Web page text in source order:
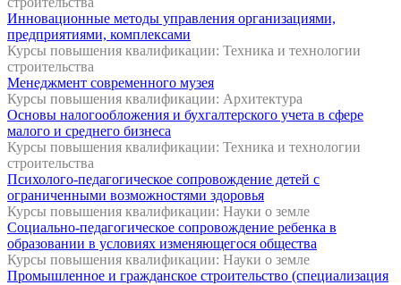
Инновационные методы управления организациями,
предприятиями, комплексами
Курсы повышения квалификации: Техника и технологии
строительства
Менеджмент современного музея
Курсы повышения квалификации: Архитектура
Основы налогообложения и бухгалтерского учета в сфере
малого и среднего бизнеса
Курсы повышения квалификации: Техника и технологии
строительства
Психолого-педагогическое сопровождение детей с
ограниченными возможностями здоровья
Курсы повышения квалификации: Науки о земле
Социально-педагогическое сопровождение ребенка в
образовании в условиях изменяющегося общества
Курсы повышения квалификации: Науки о земле
Промышленное и гражданское строительство (специализация